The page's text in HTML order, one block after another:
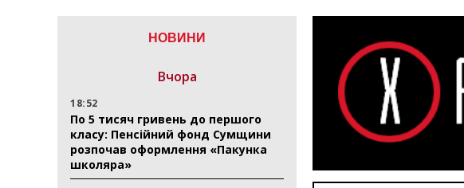
НОВИНИ
Вчора
18:52
По 5 тисяч гривень до першого
класу: Пенсійний фонд Сумщини
розпочав оформлення «Пакунка
школяра»